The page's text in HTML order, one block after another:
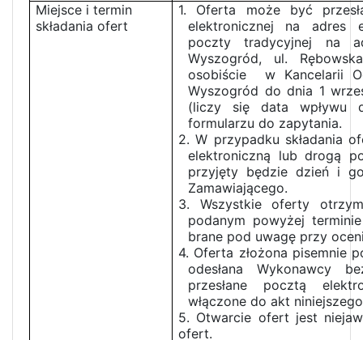
Miejsce i termin
składania ofert
1. Oferta może być
elektronicznej na adres
poczty tradycyjnej na
Wyszogród, ul.
osobiście w Kancelarii
Wyszogród do dnia 1
(liczy się data wpływu
formularzu do zapytania.
2. W przypadku składania
elektroniczną lub drogą
przyjęty będzie dzień i
Zamawiającego.
3. Wszystkie oferty
podanym powyżej
brane pod uwagę przy
4. Oferta złożona pisemnie
odesłana Wykonawcy
przesłane pocztą
włączone do akt
5. Otwarcie ofert jest
ofert.